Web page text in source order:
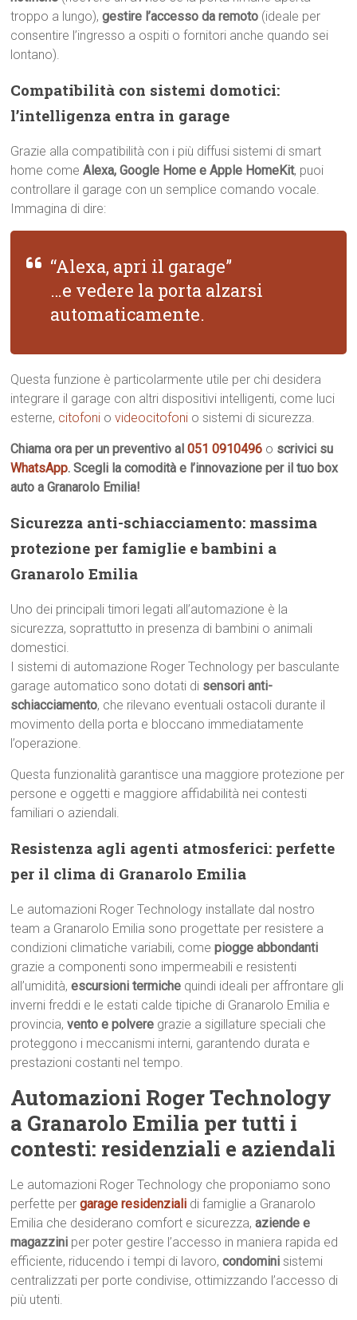
troppo a lungo),gestire l’accesso da remoto (ideale per
consentire l’ingresso a ospiti o fornitori anche quando sei
lontano).
Compatibilità con sistemi domotici:
l’intelligenza entra in garage
Grazie alla compatibilità con i più diffusi sistemi di smart
home comeAlexa, Google Home e Apple HomeKit, puoi
controllare il garage con un semplice comando vocale.
Immagina di dire:
“Alexa, apri il garage”
…e vedere la porta alzarsi
automaticamente.
Questa funzione è particolarmente utile per chi desidera
integrare il garage con altri dispositivi intelligenti, come luci
esterne, citofoni ovideocitofoni o sistemi di sicurezza.
Chiama ora per un preventivo al051 0910496 o scrivici su
WhatsApp. Scegli la comodità e l’innovazione per il tuo box
auto a Granarolo Emilia!
Sicurezza anti-schiacciamento: massima
protezione per famiglie e bambini a
Granarolo Emilia
Uno dei principali timori legati all’automazione è la
sicurezza, soprattutto in presenza di bambini o animali
domestici.
I sistemi di automazione Roger Technology per basculante
garage automatico sono dotati di sensori anti-
schiacciamento, che rilevano eventuali ostacoli durante il
movimento della porta e bloccano immediatamente
l’operazione.
Questa funzionalità garantisce una maggiore protezione per
persone e oggetti e maggiore affidabilità nei contesti
familiari o aziendali.
Resistenza agli agenti atmosferici: perfette
per il clima di Granarolo Emilia
Le automazioni Roger Technology installate dal nostro
team a Granarolo Emilia sono progettate per resistere a
condizioni climatiche variabili, comepiogge abbondanti
grazie a componenti sono impermeabili e resistenti
all’umidità,escursioni termiche quindi ideali per affrontare gli
inverni freddi e le estati calde tipiche di Granarolo Emilia e
provincia,vento e polvere grazie a sigillature speciali che
proteggono i meccanismi interni, garantendo durata e
prestazioni costanti nel tempo.
Automazioni Roger Technology
a Granarolo Emilia per tutti i
contesti: residenziali e aziendali
Le automazioni Roger Technology che proponiamo sono
perfette pergarage residenziali di famiglie a Granarolo
Emilia che desiderano comfort e sicurezza,aziende e
magazzini per poter gestire l’accesso in maniera rapida ed
efficiente, riducendo i tempi di lavoro,condomini sistemi
centralizzati per porte condivise, ottimizzando l’accesso di
più utenti.